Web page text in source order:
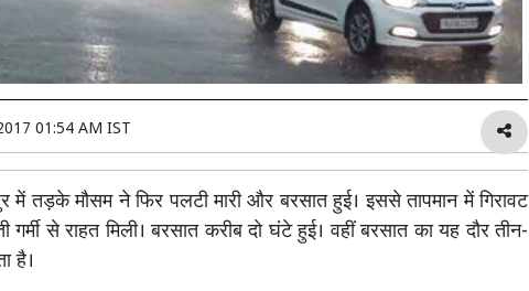
01:54 AM IST
में तड़के मौसम ने फिर पलटी मारी और बरसात हुई। इससे तापमान में गिरावट
से राहत मिली। बरसात करीब दो घंटे हुई। वहीं बरसात का यह दौर तीन-
है।